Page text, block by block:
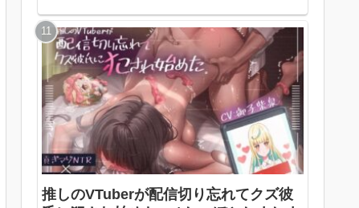
推しのVTuberが配信切り忘れてクズ彼